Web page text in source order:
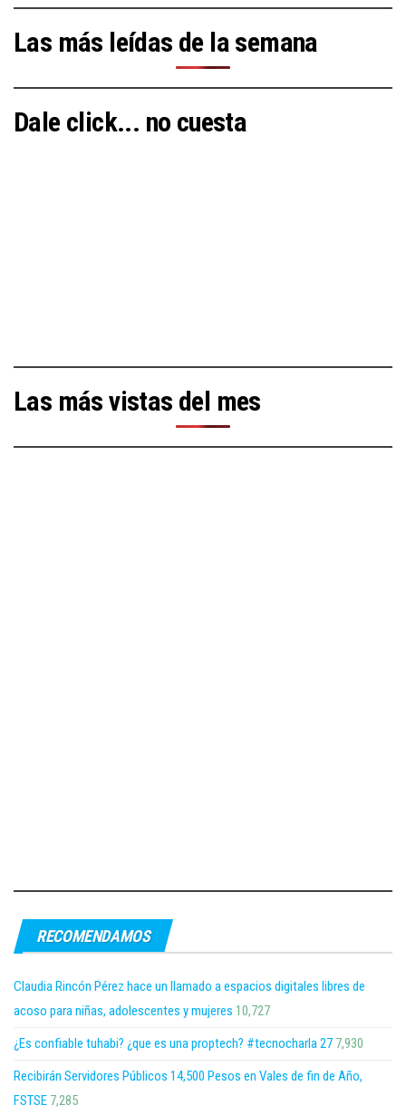
Las más leídas de la semana
Dale click... no cuesta
Las más vistas del mes
RECOMENDAMOS
Claudia Rincón Pérez hace un llamado a espacios digitales libres de
acoso para niñas, adolescentes y mujeres 10,727
¿Es confiable tuhabi? ¿que es una proptech? #tecnocharla 27 7,930
Recibirán Servidores Públicos 14,500 Pesos en Vales de fin de Año,
FSTSE 7,285